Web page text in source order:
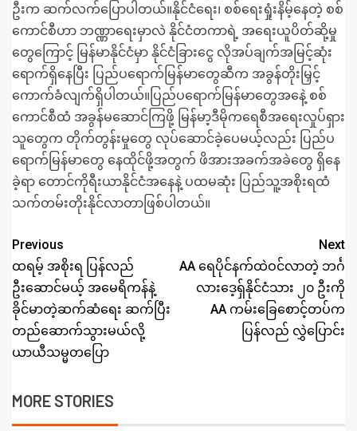
ဦးက ဆက်လက်ပြောပါတယ်။နိုင်ငံရေး၊ စစ်ရေးရှုံးနိမ့်နေတဲ့ စစ်
ကောင်စီဟာ ဘဏ္ဏာရေးမှာလဲ နိုင်ငံတကာရဲ့ အရေးယူပိတ်ဆို့မှု
တွေကြောင့် မြန်မာနိုင်ငံမှာ နိုင်ငံခြားငွေ လိုအပ်ချက်အမြင့်ဆုံး
ရောက်ရှိနေပြီး ပြည်ပရောက်မြန်မာတွေဆီက အခွန်တိုးမြှင့်
ကောက်ခံလျက်ရှိပါတယ်။ပြည်ပရောက်မြန်မာတွေအနေဲ့ စစ်
ကောင်စီထံ အခွန်မဆောင်ကြဖို့ မြန်မာ့ဒီမိုကရေစီအရေးလှုပ်ရှား
သူတွေက တိုက်တွန်းမှုတွေ လုပ်ဆောင်ခဲ့ပေမယ့်လည်း ပြည်ပ
ရောက်မြန်မာတွေ နေထိုင်ဖို့အတွက် ဖိအားအခက်အခဲတွေ ရှိနေ
ခဲ့ရာ တောင်ကိုရီးယာနိုင်ငံအနေနဲ့ ပထမဆုံး ပြည်သူ့အစိုးရထံ
သက်တမ်းတိုးနိုင်လာတာဖြစ်ပါတယ်။
Previous
ထရမ့် အစိုးရ ပြန်လည်
ဦးဆောင်မယ့် အမေရိကန်နဲ့
ခိုင်မာတဲ့ဆက်ဆံရေး ဆက်ပြီး
တည်ဆောက်သွားမယ်လို့
ယာယီသမ္မတပြော
Next
AA ရေပိုင်နက်ထဲဝင်လာတဲ့ ဘင်္ဂ
လားဒေ့ရှ်နိုင်ငံသား ၂၀ ဦးကို
AA ကမ်းခြေစောင့်တပ်က
ပြန်လည် လွှဲပြောင်း
MORE STORIES